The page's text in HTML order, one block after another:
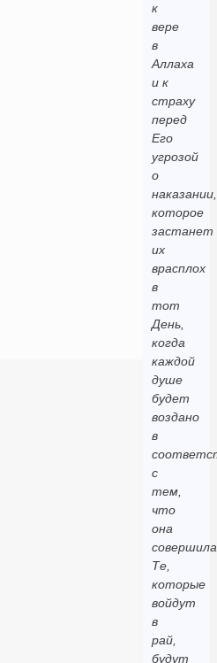
к
вере
в
Аллаха
и к
страху
перед
Его
угрозой
о
наказании,
которое
застанет
их
врасплох
в
тот
День,
когда
каждой
душе
будет
воздано
в
с
тем,
что
она
Те,
которые
войдут
в
рай,
будут